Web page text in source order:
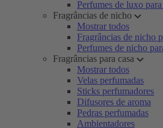
Perfumes de luxo
Fragrâncias de nicho
Mostrar todos
Fragrâncias de nicho
Perfumes de nicho
Fragrâncias para casa
Mostrar todos
Velas perfumadas
Sticks perfumadores
Difusores de aroma
Pedras perfumadas
Ambientadores